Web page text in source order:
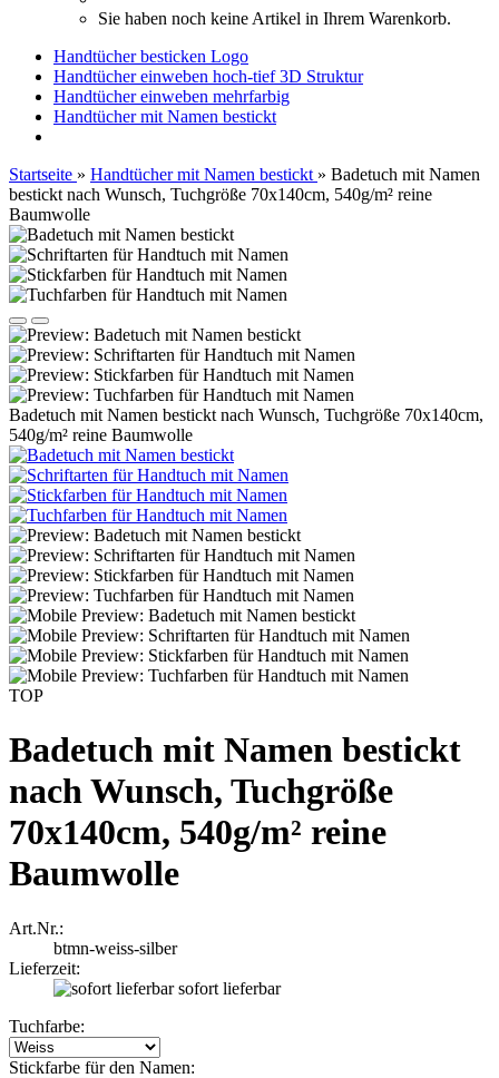
Sie haben noch keine Artikel in Ihrem Warenkorb.
Handtücher besticken Logo
Handtücher einweben hoch-tief 3D Struktur
Handtücher einweben mehrfarbig
Handtücher mit Namen bestickt
Startseite » Handtücher mit Namen bestickt » Badetuch mit Namen
bestickt nach Wunsch, Tuchgröße 70x140cm, 540g/m² reine
Baumwolle
Badetuch mit Namen bestickt nach Wunsch, Tuchgröße 70x140cm,
540g/m² reine Baumwolle
TOP
Badetuch mit Namen bestickt
nach Wunsch, Tuchgröße
70x140cm, 540g/m² reine
Baumwolle
Art.Nr.:
btmn-weiss-silber
Lieferzeit:
sofort lieferbar
Tuchfarbe:
Stickfarbe für den Namen: